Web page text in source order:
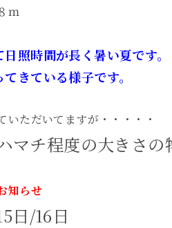
ｍ
照時間が長く暑い夏です。
きている様子です。
いただいてますが・・・・・
マチ程度の大きさ
知らせ
日/16日